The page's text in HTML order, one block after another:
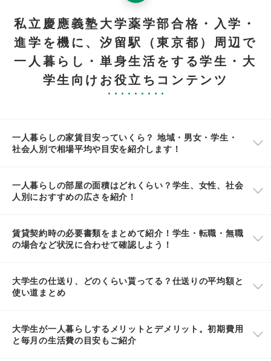
私立慶應義塾大学薬学部合格・入学・
進学を機に、汐留駅（東京都）周辺で
一人暮らし・単身生活をする学生・大
学生向けお役立ちコンテンツ
一人暮らしの家賃目安っていくら？ 地域・男女・学生・
社会人別で相場平均や目安を紹介します！
一人暮らしの部屋の面積はどれくらい？学生、女性、社会
人別におすすめの広さを紹介！
賃貸契約時の必要書類をまとめて紹介！学生・転職・無職
の場合など状況に合わせて確認しよう！
大学生の仕送り、どのくらい貰ってる？仕送りの平均額と
使い道まとめ
大学生が一人暮らしするメリットとデメリット。初期費用
と毎月の生活費の目安もご紹介